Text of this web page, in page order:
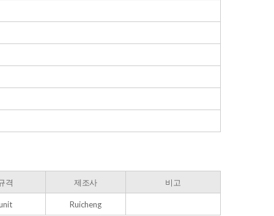
격 제조사 비고
Ruicheng